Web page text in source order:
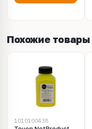
Похожие товары
1010100438